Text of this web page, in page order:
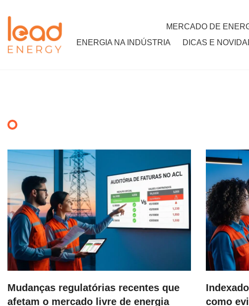
MERCADO DE
ENERGIA NA INDÚSTRIA
DICAS E
Mudanças regulatórias recentes que
afetam o mercado livre de energia
como